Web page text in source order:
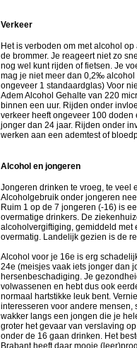
Verkeer
Het is verboden om met alcohol
de brommer. Je reageert niet zo
nog wel kunt rijden of fietsen. Je
mag je niet meer dan 0,2‰ alcohol
ongeveer 1 standaardglas) Voor
Adem Alcohol Gehalte van 220
binnen een uur. Rijden onder
verkeer heeft ongeveer 100
jonger dan 24 jaar. Rijden onder
werken aan een ademtest of
Alcohol en jongeren
Jongeren drinken te vroeg, te veel
Alcoholgebruik onder jongeren
Ruim 1 op de 7 jongeren (-16) is
overmatige drinkers. De
alcoholvergiftiging, gemiddeld met
overmatig. Landelijk gezien is de
Alcohol voor je 16e is erg
24e (meisjes vaak iets jonger dan
hersenbeschadiging. Je
volwassenen en hebt dus ook
normaal hartstikke leuk bent.
interesseren voor andere mensen,
wakker langs een jongen die je
groter het gevaar van verslaving
onder de 16 gaan drinken. Het
Brabant heeft daar mooie